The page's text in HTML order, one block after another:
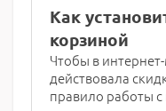
Как
корзиной
Чтобы в
действовала
правило работы